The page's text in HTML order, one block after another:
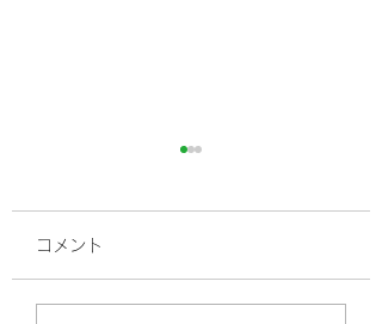
コメント